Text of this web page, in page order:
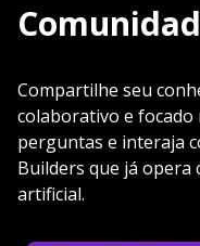
Compartilhe seu
colaborativo e focado
perguntas e interaja
Builders que já opera
artificial.